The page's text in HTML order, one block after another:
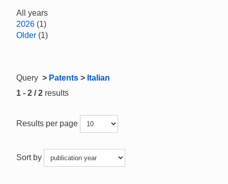
All years
2026 (1)
Older (1)
Query > Patents > Italian
1 - 2 / 2 results
Results per page
Sort by